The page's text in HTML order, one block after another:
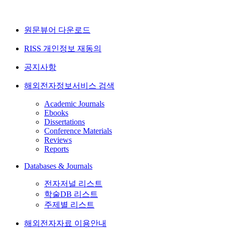
원문뷰어 다운로드
RISS 개인정보 재동의
공지사항
해외전자정보서비스 검색
Academic Journals
Ebooks
Dissertations
Conference Materials
Reviews
Reports
Databases & Journals
전자저널 리스트
학술DB 리스트
주제별 리스트
해외전자자료 이용안내